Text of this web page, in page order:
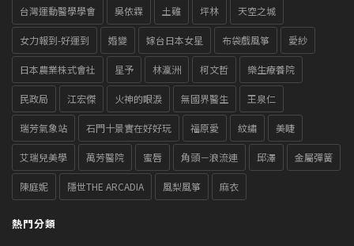
台灣運動醫學學會 吳依霖 土雞 坪林 天空之城
女力報到-好運到 婚變 嫁台日本女星 布袋戲風箏 愛紗
日本農業株式會社 星予 林瀛洲 柯文哲 樂生療養院
民政局 江宏傑 火神的眼淚 無國界醫生 王泉仁
瑞芳氣象站 石門十景實在好好玩 福原愛 紋繡 美睫
艾瑞兒美學 萬芳醫院 蜜唇 角頭－浪流連 邱澤 金屬彈簧
陳庭妮 隱世THE ARCADIA 風梨風箏 麻衣
熱門分類